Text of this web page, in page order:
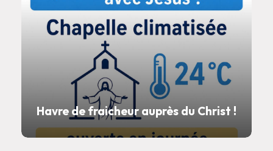
Havre de fraicheur auprès du Christ !